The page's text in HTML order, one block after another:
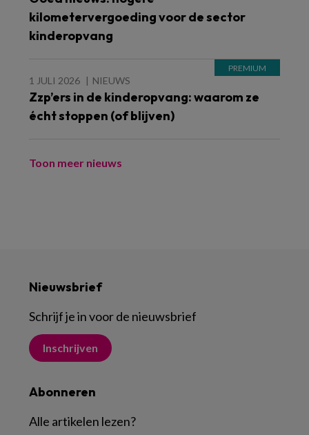
kilometervergoeding voor de sector
kinderopvang
1 JULI 2026 NIEUWS
Zzp’ers in de kinderopvang: waarom ze
écht stoppen (of blijven)
Toon meer nieuws
Nieuwsbrief
Schrijf je in voor de nieuwsbrief
Inschrijven
Abonneren
Alle artikelen lezen?